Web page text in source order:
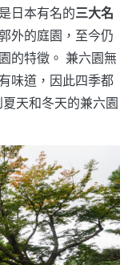
日本有名的三大名
外的庭園，至今仍
的特徵。 兼六園無
味道，因此四季都
天和冬天的兼六園